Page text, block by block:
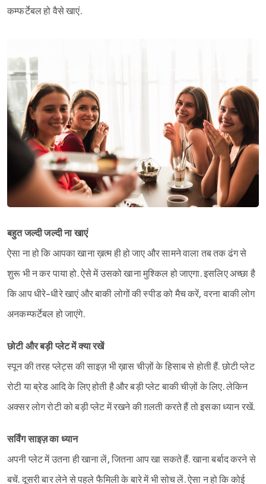
कम्फर्टेबल हो वैसे खाएं.
बहुत जल्दी जल्दी ना खाएं
ऐसा ना हो कि आपका खाना ख़त्म ही हो जाए और सामने वाला तब तक ढंग से
शुरू भी न कर पाया हो. ऐसे में उसको खाना मुश्किल हो जाएगा. इसलिए अच्छा है
कि आप धीरे-धीरे खाएं और बाकी लोगों की स्पीड को मैच करें, वरना बाकी लोग
अनकम्फर्टेबल हो जाएंगे.
छोटी और बड़ी प्लेट में क्या रखें
स्पून की तरह प्लेट्स की साइज़ भी ख़ास चीज़ों के हिसाब से होती हैं. छोटी प्लेट
रोटी या ब्रेड आदि के लिए होती है और बड़ी प्लेट बाकी चीज़ों के लिए. लेकिन
अक्सर लोग रोटी को बड़ी प्लेट में रखने की ग़लती करते हैं तो इसका ध्यान रखें.
सर्विंग साइज़ का ध्यान
अपनी प्लेट में उतना ही खाना लें, जितना आप खा सकते हैं. खाना बर्बाद करने से
बचें. दूसरी बार लेने से पहले फैमिली के बारे में भी सोच लें. ऐसा न हो कि कोई